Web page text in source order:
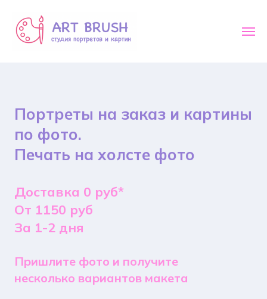
Портреты на заказ и картины
по фото.
Печать на холсте фото
Доставка 0 руб*
От 1150 руб
За 1-2 дня
Пришлите фото и получите
несколько вариантов макета